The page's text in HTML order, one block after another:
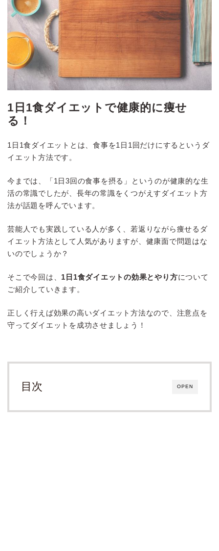
1日1食ダイエットで健康的に痩せ
る！
1日1食ダイエットとは、食事を1日1回だけにするというダ
イエット方法です。
今までは、「1日3回の食事を摂る」というのが健康的な生
活の常識でしたが、長年の常識をくつがえすダイエット方
法が話題を呼んでいます。
芸能人でも実践している人が多く、若返りながら痩せるダ
イエット方法として人気がありますが、健康面で問題はな
いのでしょうか？
そこで今回は、 1日1食ダイエットの効果とやり方について
ご紹介していきます。
正しく行えば効果の高いダイエット方法なので、注意点を
守ってダイエットを成功させましょう！
OPEN
目次